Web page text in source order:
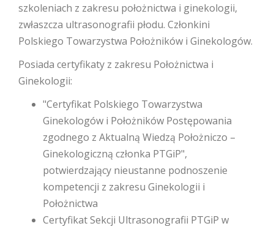
szkoleniach z zakresu położnictwa i ginekologii,
zwłaszcza ultrasonografii płodu. Członkini
Polskiego Towarzystwa Położników i Ginekologów.
Posiada certyfikaty z zakresu Położnictwa i
Ginekologii:
"Certyfikat Polskiego Towarzystwa
Ginekologów i Położników Postępowania
zgodnego z Aktualną Wiedzą Położniczo –
Ginekologiczną członka PTGiP",
potwierdzający nieustanne podnoszenie
kompetencji z zakresu Ginekologii i
Położnictwa
Certyfikat Sekcji Ultrasonografii PTGiP w